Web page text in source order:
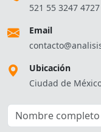
521 55 3247 4727
Email
Ubicación
Ciudad de